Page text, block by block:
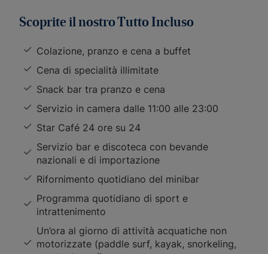
Scoprite il nostro Tutto Incluso
Colazione, pranzo e cena a buffet
Cena di specialità illimitate
Snack bar tra pranzo e cena
Servizio in camera dalle 11:00 alle 23:00
Star Café 24 ore su 24
Servizio bar e discoteca con bevande
nazionali e di importazione
Rifornimento quotidiano del minibar
Programma quotidiano di sport e
intrattenimento
Un’ora al giorno di attività acquatiche non
motorizzate (paddle surf, kayak, snorkeling,